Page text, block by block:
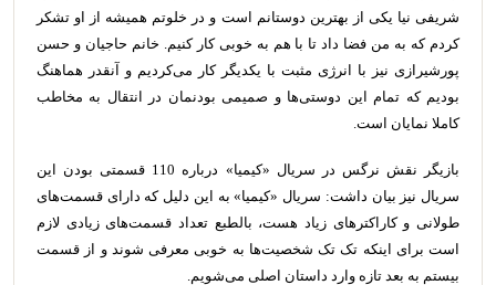
شریفی نیا یکی از بهترین دوستانم است و در خلوتم همیشه از او تشکر
کردم که به من فضا داد تا با هم به خوبی کار کنیم. خانم حاجیان و حسن
پورشیرازی نیز با انرژی مثبت با یکدیگر کار می‌کردیم و آنقدر هماهنگ
بودیم که تمام این دوستی‌ها و صمیمی بودنمان در انتقال به مخاطب
کاملا نمایان است.
بازیگر نقش نرگس در سریال «کیمیا» درباره 110 قسمتی بودن این
سریال نیز بیان داشت: سریال «کیمیا» به این دلیل که دارای قسمت‌های
طولانی و کاراکترهای زیاد هست، بالطبع تعداد قسمت‌های زیادی لازم
است برای اینکه تک تک شخصیت‌ها به خوبی معرفی شوند و از قسمت
بیستم به بعد تازه وارد داستان اصلی می‌شویم.